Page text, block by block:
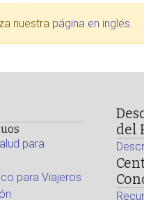
nuestra página en inglés.
para
para Viajeros
del